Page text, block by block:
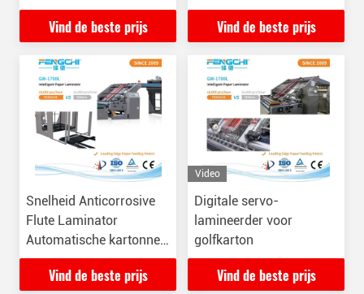
Anticorrosive
papierlamineerder GW-
Vind de beste prijs
lamineer Anticorrosive
16000 vellen/uur
Vind de beste prijs
Snelheid Anticorrosive
Flute Laminator
Automatische kartonnen
lamineermachine
Vind de beste prijs
Video
Digitale servo-
lamineerder voor
golfkarton
Vind de beste prijs